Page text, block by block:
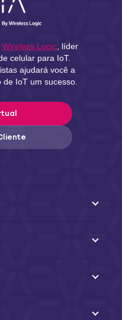
Wireless Logic , líder
celular para IoT.
ajudará você a
IoT um sucesso.